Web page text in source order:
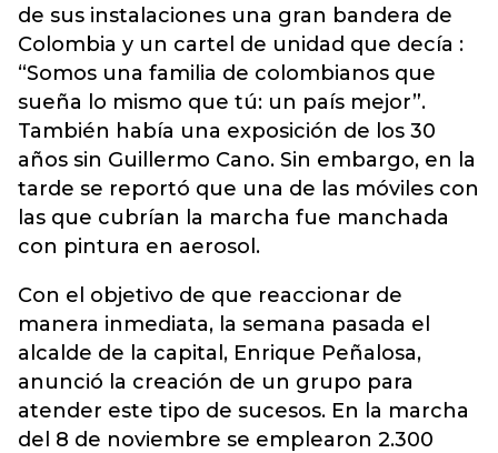
de sus instalaciones una gran bandera de
Colombia y un cartel de unidad que decía :
“Somos una familia de colombianos que
sueña lo mismo que tú: un país mejor”.
También había una exposición de los 30
años sin Guillermo Cano. Sin embargo, en la
tarde se reportó que una de las móviles con
las que cubrían la marcha fue manchada
con pintura en aerosol.
Con el objetivo de que reaccionar de
manera inmediata, la semana pasada el
alcalde de la capital, Enrique Peñalosa,
anunció la creación de un grupo para
atender este tipo de sucesos. En la marcha
del 8 de noviembre se emplearon 2.300